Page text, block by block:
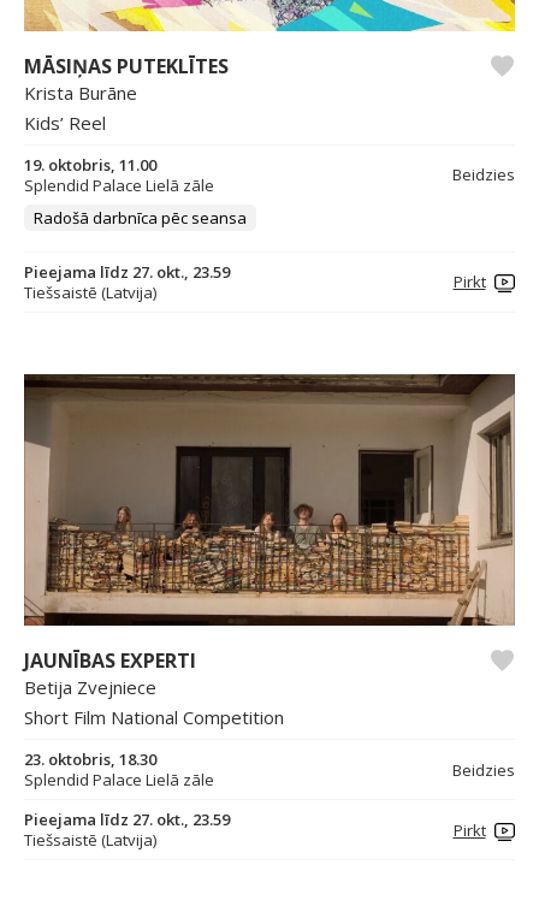
MĀSIŅAS PUTEKLĪTES
Krista Burāne
Kids’ Reel
19. oktobris, 11.00
Splendid Palace Lielā zāle
Beidzies
Radošā darbnīca pēc seansa
Pieejama līdz 27. okt., 23.59
Tiešsaistē (Latvija)
Pirkt
JAUNĪBAS EXPERTI
Betija Zvejniece
Short Film National Competition
23. oktobris, 18.30
Splendid Palace Lielā zāle
Beidzies
Pieejama līdz 27. okt., 23.59
Tiešsaistē (Latvija)
Pirkt